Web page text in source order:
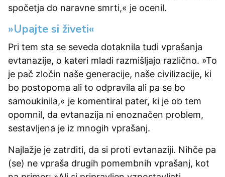
spočetja do naravne smrti,« je ocenil.
»Upajte si živeti«
Pri tem sta se seveda dotaknila tudi vprašanja
evtanazije, o kateri mladi razmišljajo različno. »To
je pač zločin naše generacije, naše civilizacije, ki
bo postopoma ali to odpravila ali pa se bo
samoukinila,« je komentiral pater, ki je ob tem
opomnil, da evtanazija ni enoznačen problem,
sestavljena je iz mnogih vprašanj.
Najlažje je zatrditi, da si proti evtanaziji. Nihče pa
(se) ne vpraša drugih pomembnih vprašanj, kot